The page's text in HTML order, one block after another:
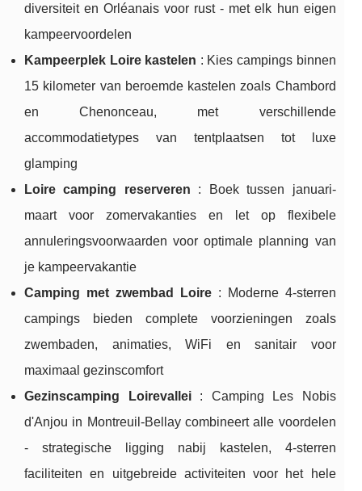
diversiteit en Orléanais voor rust - met elk hun eigen
kampeervoordelen
Kampeerplek Loire kastelen : Kies campings binnen
15 kilometer van beroemde kastelen zoals Chambord
en Chenonceau, met verschillende
accommodatietypes van tentplaatsen tot luxe
glamping
Loire camping reserveren : Boek tussen januari-
maart voor zomervakanties en let op flexibele
annuleringsvoorwaarden voor optimale planning van
je kampeervakantie
Camping met zwembad Loire: Moderne 4-sterren
campings bieden complete voorzieningen zoals
zwembaden, animaties, WiFi en sanitair voor
maximaal gezinscomfort
Gezinscamping Loirevallei: Camping Les Nobis
d'Anjou in Montreuil-Bellay combineert alle voordelen
- strategische ligging nabij kastelen, 4-sterren
faciliteiten en uitgebreide activiteiten voor het hele